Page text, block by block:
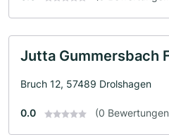
Jutta Gummersbach
Bruch 12, 57489 Drolshagen
0.0 (0